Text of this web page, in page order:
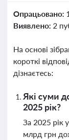
Опрацьовано:
Виявлено: 2
На основі
короткі
дізнаєтесь:
Які суми
2025 рік?
За 2025 рік
млрд грн